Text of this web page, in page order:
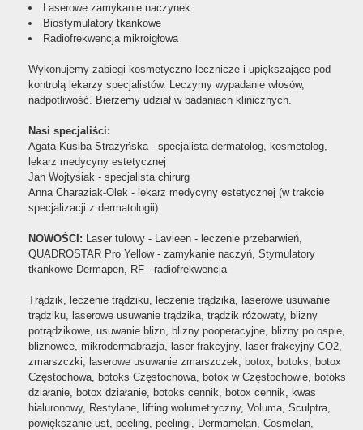
Laserowe zamykanie naczynek
Biostymulatory tkankowe
Radiofrekwencja mikroigłowa
Wykonujemy zabiegi kosmetyczno-lecznicze i upiększające pod
kontrolą lekarzy specjalistów. Leczymy wypadanie włosów,
nadpotliwość. Bierzemy udział w badaniach klinicznych.
Nasi specjaliści:
Agata Kusiba-Strażyńska - specjalista dermatolog, kosmetolog,
lekarz medycyny estetycznej
Jan Wojtysiak - specjalista chirurg
Anna Charaziak-Olek - lekarz medycyny estetycznej (w trakcie
specjalizacji z dermatologii)
NOWOŚCI: Laser tulowy - Lavieen - leczenie przebarwień,
QUADROSTAR Pro Yellow - zamykanie naczyń, Stymulatory
tkankowe Dermapen, RF - radiofrekwencja
Trądzik, leczenie trądziku, leczenie trądzika, laserowe usuwanie
trądziku, laserowe usuwanie trądzika, trądzik różowaty, blizny
potrądzikowe, usuwanie blizn, blizny pooperacyjne, blizny po ospie,
bliznowce, mikrodermabrazja, laser frakcyjny, laser frakcyjny CO2,
zmarszczki, laserowe usuwanie zmarszczek, botox, botoks, botox
Częstochowa, botoks Częstochowa, botox w Częstochowie, botoks
działanie, botox działanie, botoks cennik, botox cennik, kwas
hialuronowy, Restylane, lifting wolumetryczny, Voluma, Sculptra,
powiększanie ust, peeling, peelingi, Dermamelan, Cosmelan,